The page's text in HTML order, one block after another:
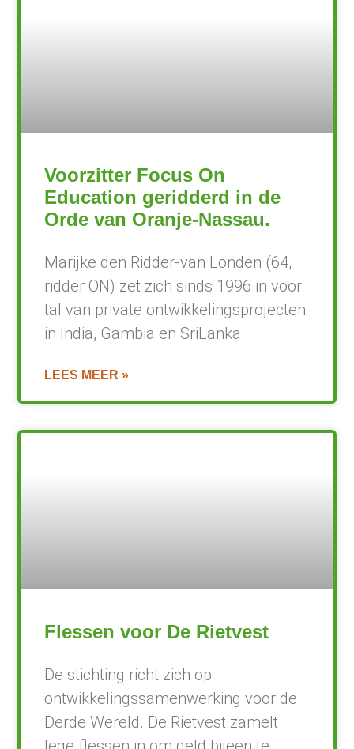
Voorzitter Focus On
Education geridderd in de
Orde van Oranje-Nassau.
Marijke den Ridder-van Londen (64,
ridder ON) zet zich sinds 1996 in voor
tal van private ontwikkelingsprojecten
in India, Gambia en SriLanka.
LEES MEER »
Flessen voor De Rietvest
De stichting richt zich op
ontwikkelingssamenwerking voor de
Derde Wereld. De Rietvest zamelt